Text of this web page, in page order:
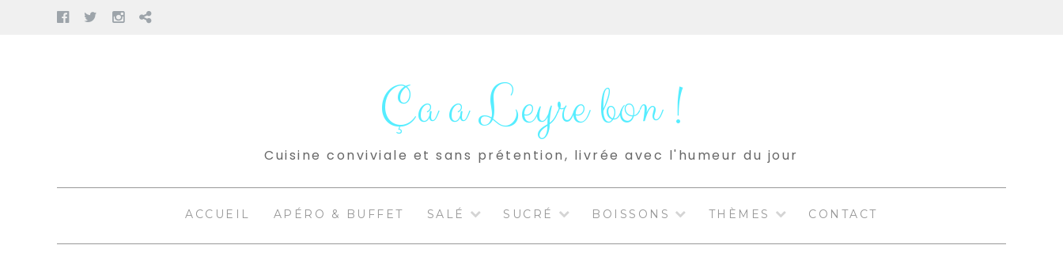
FacebookTwitter
Instagram
Pinterest
Ça a Leyre bon !
Cuisine conviviale et sans prétention, livrée avec l'humeur du jour
ACCUEIL APÉRO & BUFFET SALÉ SUCRÉ BOISSONS THÈMES CONTACT